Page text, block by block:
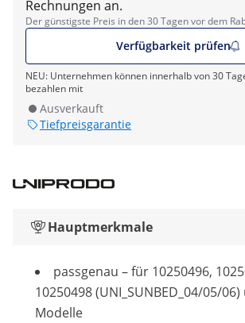
Rechnungen an.
Der günstigste Preis in den 30 Tagen vor dem
Verfügbarkeit prüfen
NEU: Unternehmen können innerhalb von 30
bezahlen mit
Ausverkauft
Tiefpreisgarantie
Hauptmerkmale
passgenau – für 10250496,
10250498 (UNI_SUNBED_04/05/
Modelle